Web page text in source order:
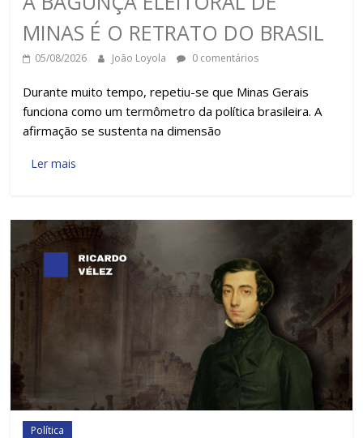
MINAS É O RETRATO DO BRASIL
05/08/2026 João Loyola 0 comentários
Durante muito tempo, repetiu-se que Minas Gerais
funciona como um termômetro da política brasileira. A
afirmação se sustenta na dimensão
Ler mais
Política